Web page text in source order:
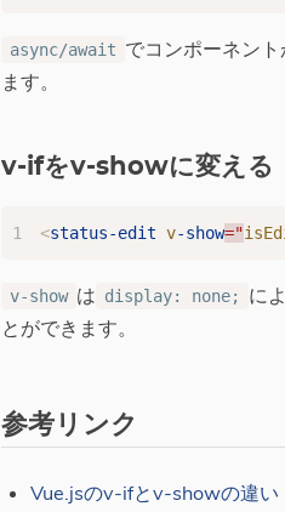
async/await でコンポーネント
ます。
v-ifをv-showに変える
<status-edit v-show="
v-show は display: none;
に
とができます。
参考リンク
Vue.jsのv-ifとv-showの違い